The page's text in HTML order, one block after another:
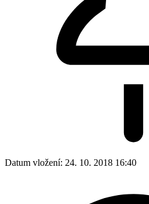
Datum vložení: 24. 10. 2018 16:40